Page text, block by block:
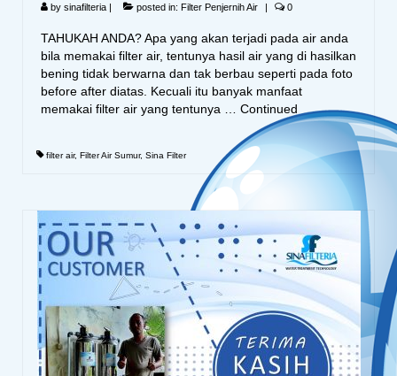
by sinafilteria | posted in: Filter Penjernih Air | 0
TAHUKAH ANDA? Apa yang akan terjadi pada air anda
bila memakai filter air, tentunya hasil air yang di hasilkan
bening tidak berwarna dan tak berbau seperti pada foto
before after diatas. Kecuali itu banyak manfaat
memakai filter air yang tentunya … Continued
filter air, Filter Air Sumur, Sina Filter